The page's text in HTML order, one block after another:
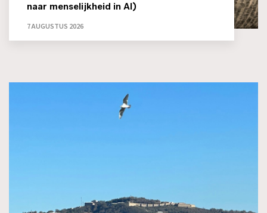
naar menselijkheid in AI)
7 AUGUSTUS 2026